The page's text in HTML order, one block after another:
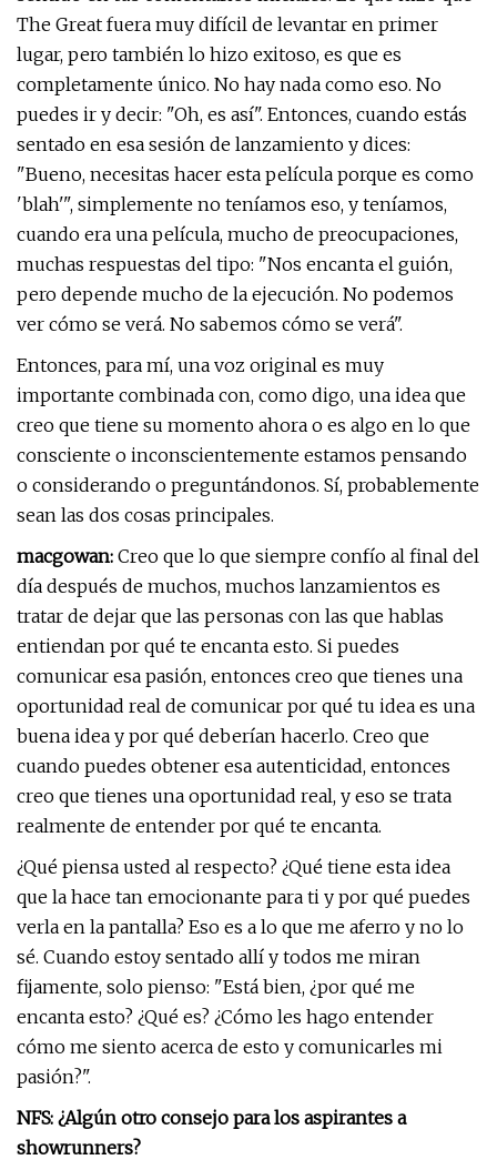
The Great fuera muy difícil de levantar en primer
lugar, pero también lo hizo exitoso, es que es
completamente único. No hay nada como eso. No
puedes ir y decir: "Oh, es así". Entonces, cuando estás
sentado en esa sesión de lanzamiento y dices:
"Bueno, necesitas hacer esta película porque es como
'blah'", simplemente no teníamos eso, y teníamos,
cuando era una película, mucho de preocupaciones,
muchas respuestas del tipo: "Nos encanta el guión,
pero depende mucho de la ejecución. No podemos
ver cómo se verá. No sabemos cómo se verá".
Entonces, para mí, una voz original es muy
importante combinada con, como digo, una idea que
creo que tiene su momento ahora o es algo en lo que
consciente o inconscientemente estamos pensando
o considerando o preguntándonos. Sí, probablemente
sean las dos cosas principales.
macgowan: Creo que lo que siempre confío al final del
día después de muchos, muchos lanzamientos es
tratar de dejar que las personas con las que hablas
entiendan por qué te encanta esto. Si puedes
comunicar esa pasión, entonces creo que tienes una
oportunidad real de comunicar por qué tu idea es una
buena idea y por qué deberían hacerlo. Creo que
cuando puedes obtener esa autenticidad, entonces
creo que tienes una oportunidad real, y eso se trata
realmente de entender por qué te encanta.
¿Qué piensa usted al respecto? ¿Qué tiene esta idea
que la hace tan emocionante para ti y por qué puedes
verla en la pantalla? Eso es a lo que me aferro y no lo
sé. Cuando estoy sentado allí y todos me miran
fijamente, solo pienso: "Está bien, ¿por qué me
encanta esto? ¿Qué es? ¿Cómo les hago entender
cómo me siento acerca de esto y comunicarles mi
pasión?".
NFS: ¿Algún otro consejo para los aspirantes a
showrunners?